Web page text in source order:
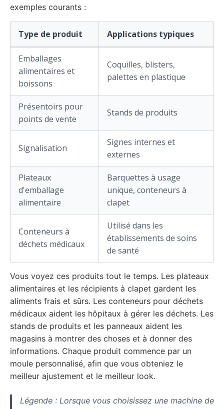
exemples courants :
Type de produit Applications typiques
Emballages
alimentaires et
boissons
Coquilles, blisters,
palettes en plastique
Présentoirs pour
points de vente
Stands de produits
Signalisation
Signes internes et
externes
Plateaux
d'emballage
alimentaire
Barquettes à usage
unique, conteneurs à
clapet
Conteneurs à
déchets médicaux
Utilisé dans les
établissements de soins
de santé
Vous voyez ces produits tout le temps. Les plateaux
alimentaires et les récipients à clapet gardent les
aliments frais et sûrs. Les conteneurs pour déchets
médicaux aident les hôpitaux à gérer les déchets. Les
stands de produits et les panneaux aident les
magasins à montrer des choses et à donner des
informations. Chaque produit commence par un
moule personnalisé, afin que vous obteniez le
meilleur ajustement et le meilleur look.
Légende : Lorsque vous choisissez une machine de